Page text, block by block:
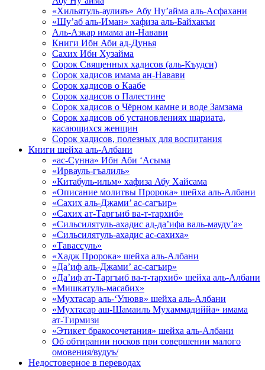
«Хильятуль-аулияъ» Абу Ну’айма аль-Асфахани
«Шу’аб аль-Иман» хафиза аль-Байхакъи
Аль-Азкар имама ан-Навави
Книги Ибн Аби ад-Дунья
Сахих Ибн Хузайма
Сорок Священных хадисов (аль-Къудси)
Сорок хадисов имама ан-Навави
Сорок хадисов о Каабе
Сорок хадисов о Палестине
Сорок хадисов о Чёрном камне и воде Замзама
Сорок хадисов об установлениях шариата,
касающихся женщин
Сорок хадисов, полезных для воспитания
Книги шейха аль-Албани
«ас-Сунна» Ибн Аби ‘Асыма
«Ирвауль-гъалиль»
«Китабуль-ильм» хафиза Абу Хайсама
«Описание молитвы Пророка» шейха аль-Албани
«Сахих аль-Джами’ ас-сагъир»
«Сахих ат-Таргъиб ва-т-тархиб»
«Сильсилятуль-ахадис ад-да’ифа валь-мауду’а»
«Сильсилятуль-ахадис ас-сахиха»
«Тавассуль»
«Хадж Пророка» шейха аль-Албани
«Да’иф аль-Джами’ ас-сагъир»
«Да’иф ат-Таргъиб ва-т-тархиб» шейха аль-Албани
«Мишкатуль-масабих»
«Мухтасар аль-‘Улювв» шейха аль-Албани
«Мухтасар аш-Шамаиль Мухаммадиййа» имама
ат-Тирмизи
«Этикет бракосочетания» шейха аль-Албани
Об обтирании носков при совершении малого
омовения/вудуъ/
Недостоверное в переводах